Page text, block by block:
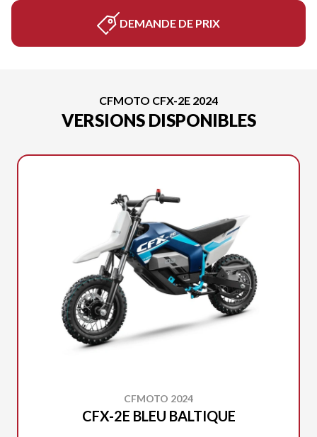
DEMANDE DE PRIX
CFMOTO CFX-2E 2024
VERSIONS DISPONIBLES
CFMOTO 2024
CFX-2E BLEU BALTIQUE